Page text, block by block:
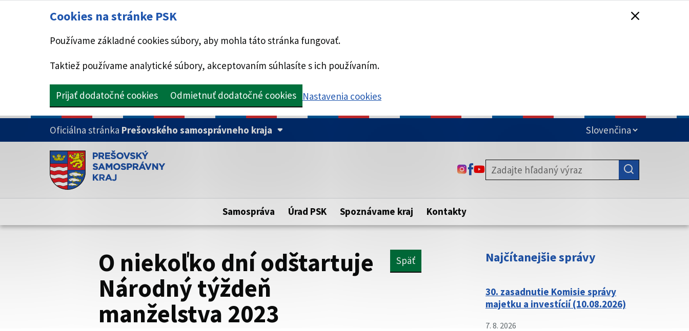
Cookies na stránke PSK
Používame základné cookies súbory, aby mohla táto stránka fungovať.
Taktiež používame analytické súbory, akceptovaním súhlasíte s ich používaním.
Prijať dodatočné cookies Odmietnuť dodatočné cookies Nastavenia cookies
PRESKOČIŤ NA HLAVNÝ OBSAH
Oficiálna stránka Prešovského samosprávneho kraja
Doména psk.sk je oficiálna
Toto je oficiálna webová stránka Prešovského samosprávneho kraja.
Táto stránka je zabezpečená
zabezpečenú webovú stránku. Zabezpečená stránka vždy začína
https:// pred názvom domény webového sídla.
ODKAZ SA OTVORÍ NA NOVEJ KARTE
ODKAZ SA OTVORÍ NA NOVEJ KARTE
ODKAZ SA OTVORÍ NA NOVEJ KARTE
Samospráva Úrad PSK Spoznávame kraj Kontakty
O niekoľko dní odštartuje
Národný týždeň
manželstva 2023
Späť Najčítanejšie správy
30. zasadnutie Komisie správy
majetku a investícií (10.08.2026)
7. 8. 2026